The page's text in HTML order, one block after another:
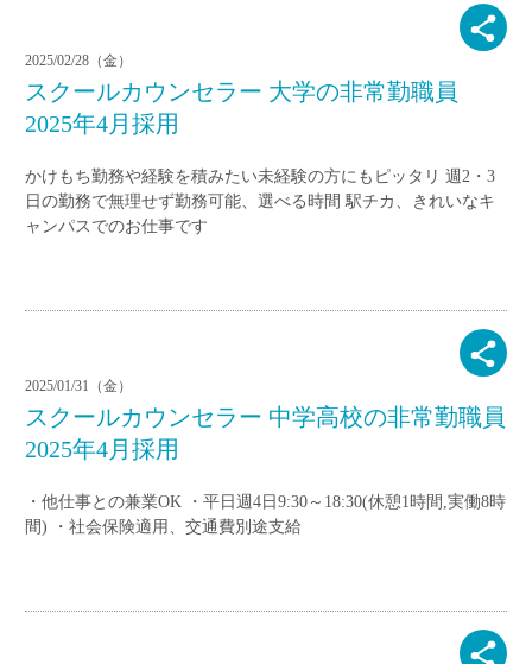
2025/02/28（金）
スクールカウンセラー 大学の非常勤職員
2025年4月採用
かけもち勤務や経験を積みたい未経験の方にもピッタリ 週2・3
日の勤務で無理せず勤務可能、選べる時間 駅チカ、きれいなキ
ャンパスでのお仕事です
2025/01/31（金）
スクールカウンセラー 中学高校の非常勤職員
2025年4月採用
・他仕事との兼業OK ・平日週4日9:30～18:30(休憩1時間,実働8時
間) ・社会保険適用、交通費別途支給